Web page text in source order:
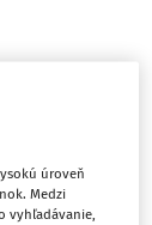
úroveň
Medzi
vyhľadávanie,